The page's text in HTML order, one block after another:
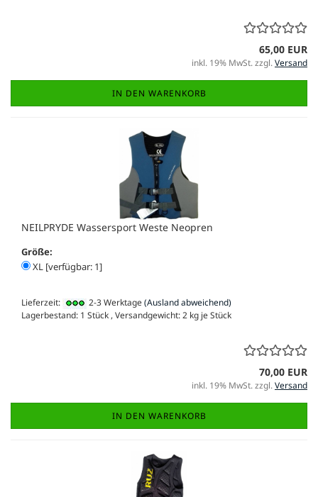
65,00 EUR
inkl. 19% MwSt. zzgl.Versand
IN DEN WARENKORB
NEILPRYDE Wassersport Weste Neopren
Größe:
XL [verfügbar: 1]
Lieferzeit: 2-3 Werktage(Ausland abweichend)
Lagerbestand: 1 Stück , Versandgewicht:2 kg je Stück
70,00 EUR
inkl. 19% MwSt. zzgl.Versand
IN DEN WARENKORB